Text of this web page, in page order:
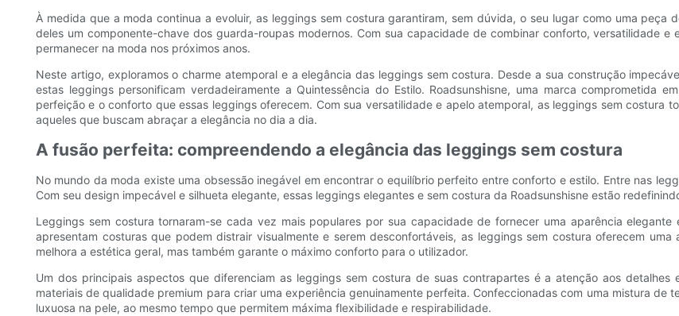
À medida que a moda continua a evoluir, as leggings sem costura garantiram, sem dúvida, o seu lugar como uma peça
deles um componente-chave dos guarda-roupas modernos. Com sua capacidade de combinar conforto, versatilidade
permanecer na moda nos próximos anos.
Neste artigo, exploramos o charme atemporal e a elegância das leggings sem costura. Desde a sua construção
estas leggings personificam verdadeiramente a Quintessência do Estilo. Roadsunshisne, uma marca comprometida
perfeição e o conforto que essas leggings oferecem. Com sua versatilidade e apelo atemporal, as leggings sem costura
aqueles que buscam abraçar a elegância no dia a dia.
A fusão perfeita: compreendendo a elegância das leggings sem costura
No mundo da moda existe uma obsessão inegável em encontrar o equilíbrio perfeito entre conforto e estilo. Entre nas
Com seu design impecável e silhueta elegante, essas leggings elegantes e sem costura da Roadsunshisne estão
Leggings sem costura tornaram-se cada vez mais populares por sua capacidade de fornecer uma aparência
apresentam costuras que podem distrair visualmente e serem desconfortáveis, as leggings sem costura oferecem
melhora a estética geral, mas também garante o máximo conforto para o utilizador.
Um dos principais aspectos que diferenciam as leggings sem costura de suas contrapartes é a atenção aos detalhes
materiais de qualidade premium para criar uma experiência genuinamente perfeita. Confeccionadas com uma mistura de
luxuosa na pele, ao mesmo tempo que permitem máxima flexibilidade e respirabilidade.